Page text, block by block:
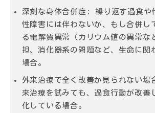
深刻な身体合併症:
繰り返す過食や
性障害には伴わないが、もし合併し
る電解質異常（カリウム値の異常な
担、消化器系の問題など、生命に関
場合。
外来治療で全く改善が見られない場
来治療を試みても、過食行動が改善
化している場合。